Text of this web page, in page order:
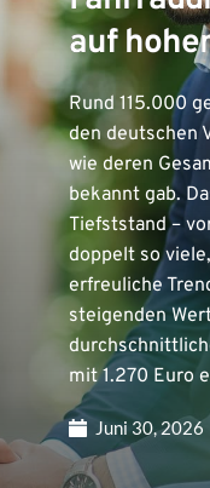
auf
Rund 115.000
den deutschen
wie deren
bekannt gab.
Tiefststand –
doppelt so
erfreuliche
steigenden
mit 1.270 Euro
Juni 30, 2026